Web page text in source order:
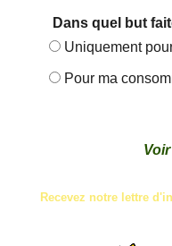
Dans quel but
Uniquement
Pour ma
Recevez notre lettre